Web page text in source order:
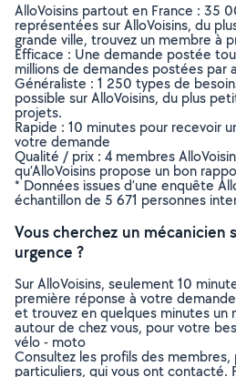
AlloVoisins partout en France : 35
représentées sur AlloVoisins, du
grande ville, trouvez un membre à
Efficace : Une demande postée
millions de demandes postées par
Généraliste : 1 250 types de
possible sur AlloVoisins, du plus
projets.
Rapide : 10 minutes pour recevoir
votre demande
Qualité / prix : 4 membres
qu’AlloVoisins propose un bon
* Données issues d’une enquête
échantillon de 5 671 personnes
Vous cherchez un
urgence ?
Sur AlloVoisins, seulement 10
première réponse à votre
et trouvez en quelques minutes un
autour de chez vous, pour votre
vélo - moto
Consultez les profils des membres,
particuliers, qui vous ont contacté.